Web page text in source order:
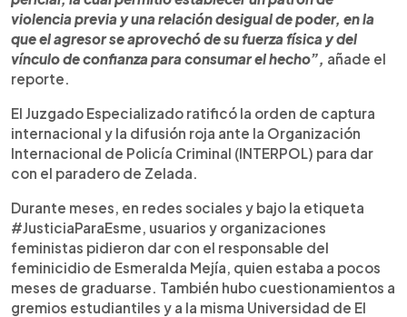
violencia previa y una relación desigual de poder, en la
que el agresor se aprovechó de su fuerza física y del
vínculo de confianza para consumar el hecho”, añade el
reporte.
El Juzgado Especializado ratificó la orden de captura
internacional y la difusión roja ante la Organización
Internacional de Policía Criminal (INTERPOL) para dar
con el paradero de Zelada.
Durante meses, en redes sociales y bajo la etiqueta
#JusticiaParaEsme, usuarios y organizaciones
feministas pidieron dar con el responsable del
feminicidio de Esmeralda Mejía, quien estaba a pocos
meses de graduarse. También hubo cuestionamientos a
gremios estudiantiles y a la misma Universidad de El